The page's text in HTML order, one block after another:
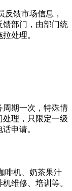
反馈市场信息，
馈部门，由部门统
处理。
周期一次，特殊情
理，只限定一级
申请。
啡机、奶茶果汁
维修、培训等。